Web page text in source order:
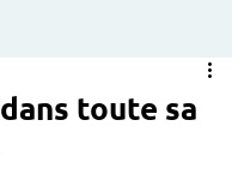
toute sa